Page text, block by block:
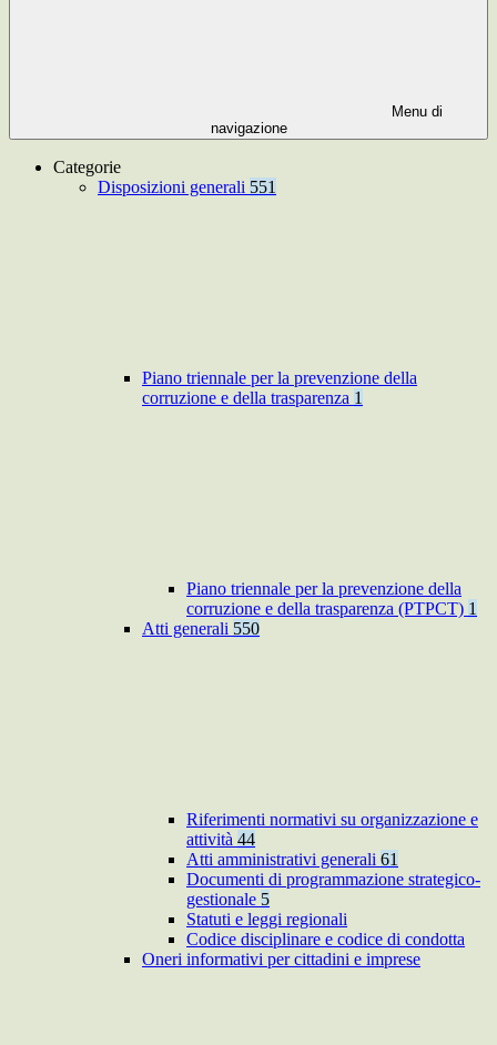
Menu di
navigazione
Categorie
Disposizioni generali 551
Piano triennale per la prevenzione della
corruzione e della trasparenza 1
Piano triennale per la prevenzione della
corruzione e della trasparenza (PTPCT) 1
Atti generali 550
Riferimenti normativi su organizzazione e
attività 44
Atti amministrativi generali 61
Documenti di programmazione strategico-
gestionale 5
Statuti e leggi regionali
Codice disciplinare e codice di condotta
Oneri informativi per cittadini e imprese